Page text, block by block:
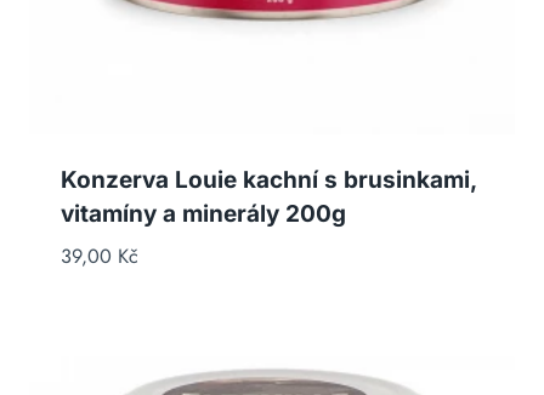
Konzerva Louie kachní s brusinkami,
vitamíny a minerály 200g
39,00 Kč